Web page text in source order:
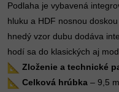
Podlaha je vybavená
hluku a HDF nosnou
hnedý vzor dubu dodáva
hodí sa do klasických aj
Zloženie a technické
Celková hrúbka – 9,5